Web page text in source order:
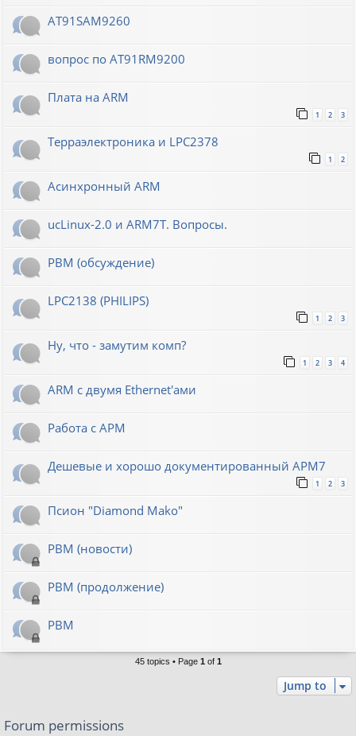
AT91SAM9260
вопрос по AT91RM9200
Плата на ARM
1 2 3
Терраэлектроника и LPC2378
1 2
Асинхронный ARM
ucLinux-2.0 и ARM7T. Вопросы.
РВМ (обсуждение)
LPC2138 (PHILIPS)
1 2 3
Ну, что - замутим комп?
1 2 3 4
ARM с двумя Ethernet'ами
Работа с АРМ
Дешевые и хорошо документированный АРМ7
1 2 3
Псион "Diamond Mako"
РВМ (новости)
РВМ (продолжение)
РВМ
45 topics • Page 1 of 1
Jump to
Forum permissions